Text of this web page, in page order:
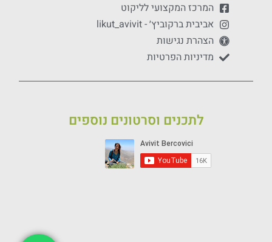
המרכז המקצועי לליקוט
אביבית ברקוביץ׳ - likut_avivit
הצהרת נגישות
מדיניות הפרטיות
לתכנים וסרטונים נוספים